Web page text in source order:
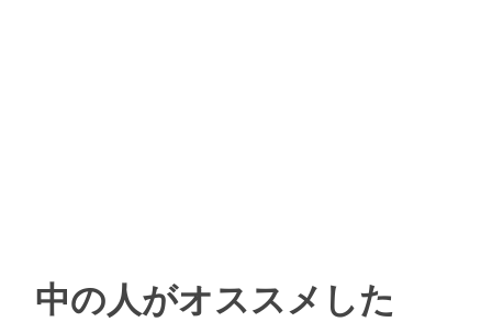
中の人がオススメした